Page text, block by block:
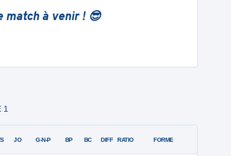
match à venir ! 😎
1
JO G-N-P BP BC DIFF RATIO FORME